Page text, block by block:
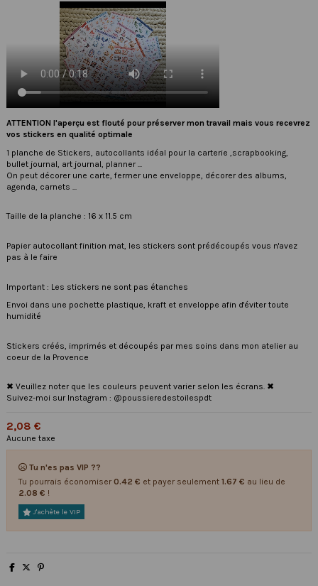
ATTENTION l'aperçu est flouté pour préserver mon travail mais vous recevrez
vos stickers en qualité optimale
1 planche de Stickers, autocollants idéal pour la carterie ,scrapbooking,
bullet journal, art journal, planner ...
On peut décorer une carte, fermer une enveloppe, décorer des albums,
agenda, carnets ...
Taille de la planche : 16 x 11.5 cm
Papier autocollant finition mat, les stickers sont prédécoupés vous n'avez
pas à le faire
Important : Les stickers ne sont pas étanches
Envoi dans une pochette plastique, kraft et enveloppe afin d'éviter toute
humidité
Stickers créés, imprimés et découpés par mes soins dans mon atelier au
coeur de la Provence
✖ Veuillez noter que les couleurs peuvent varier selon les écrans. ✖
Suivez-moi sur Instagram : @poussieredestoilespdt
2,08 €
Aucune taxe
Tu n'es pas VIP ??
Tu pourrais économiser 0.42 € et payer seulement 1.67 € au lieu de
2.08 € !
J'achète le VIP